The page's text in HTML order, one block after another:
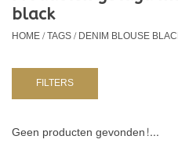
Kids
Baby
black
HOME/TAGS/DENIM BLOUSE
FILTERS
Geen producten gevonden!...